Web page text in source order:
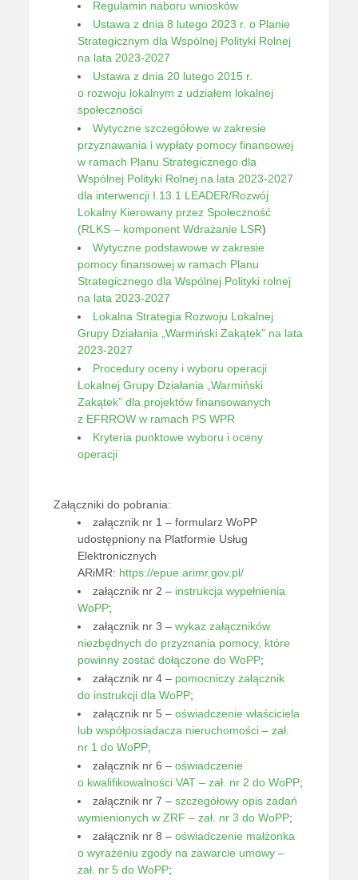
Regulamin naboru wniosków
Ustawa z dnia 8 lutego 2023 r. o Planie
Strategicznym dla Wspólnej Polityki Rolnej
na lata 2023-2027
Ustawa z dnia 20 lutego 2015 r.
o rozwoju lokalnym z udziałem lokalnej
społeczności
Wytyczne szczegółowe w zakresie
przyznawania i wypłaty pomocy finansowej
w ramach Planu Strategicznego dla
Wspólnej Polityki Rolnej na lata 2023-2027
dla interwencji I.13.1 LEADER/Rozwój
Lokalny Kierowany przez Społeczność
(RLKS – komponent Wdrażanie LSR)
Wytyczne podstawowe w zakresie
pomocy finansowej w ramach Planu
Strategicznego dla Wspólnej Polityki rolnej
na lata 2023-2027
Lokalna Strategia Rozwoju Lokalnej
Grupy Działania „Warmiński Zakątek” na lata
2023-2027
Procedury oceny i wyboru operacji
Lokalnej Grupy Działania „Warmiński
Zakątek” dla projektów finansowanych
z EFRROW w ramach PS WPR
Kryteria punktowe wyboru i oceny
operacji
Załączniki do pobrania:
załącznik nr 1 – formularz WoPP
udostępniony na Platformie Usług
Elektronicznych
ARiMR: https://epue.arimr.gov.pl/
załącznik nr 2 – instrukcja wypełnienia
WoPP;
załącznik nr 3 –wykaz załączników
niezbędnych do przyznania pomocy, które
powinny zostać dołączone do WoPP;
załącznik nr 4 – pomocniczy załącznik
do instrukcji dla WoPP;
załącznik nr 5 –oświadczenie właściciela
lub współposiadacza nieruchomości – zał.
nr 1 do WoPP;
załącznik nr 6 –oświadczenie
o kwalifikowalności VAT – zał. nr 2 do WoPP;
załącznik nr 7 –szczegółowy opis zadań
wymienionych w ZRF – zał. nr 3 do WoPP;
załącznik nr 8 –oświadczenie małżonka
o wyrażeniu zgody na zawarcie umowy –
zał. nr 5 do WoPP;